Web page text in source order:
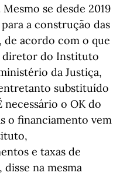
se desde 2019
a construção das
de acordo com o que
diretor do Instituto
da Justiça,
substituído
necessário o OK do
o financiamento vem
e taxas de
disse na mesma